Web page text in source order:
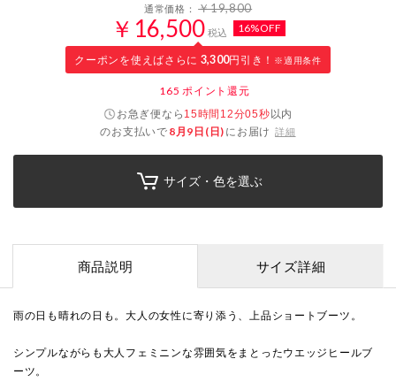
通常価格：￥19,800
￥16,500 税込 16%OFF
クーポンを使えばさらに 3,300円引き！ ※適用条件
165 ポイント還元
お急ぎ便なら 15時間12分04秒以内
のお支払いで 8月9日(日) にお届け 詳細
サイズ・色を選ぶ
商品説明 サイズ詳細
雨の日も晴れの日も。大人の女性に寄り添う、上品ショートブーツ。
シンプルながらも大人フェミニンな雰囲気をまとったウエッジヒールブ
ーツ。